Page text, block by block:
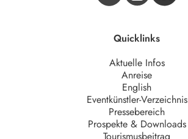
Quicklinks
Aktuelle Infos
Anreise
English
Eventkünstler-Verzeichnis
Pressebereich
Prospekte & Downloads
Tourismusbeitrag